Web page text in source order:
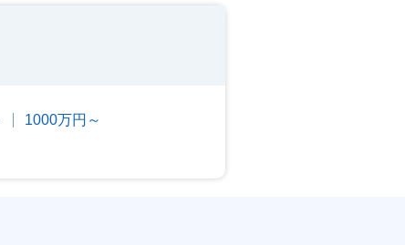
1000万円～